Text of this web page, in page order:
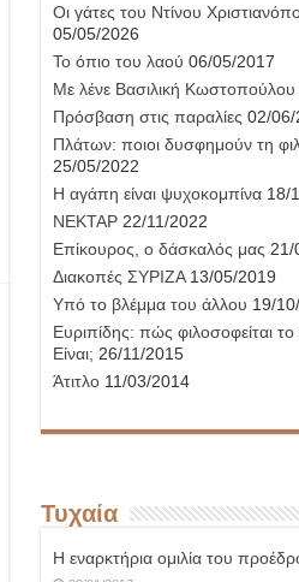
Οι γάτες του Ντίνου
05/05/2026
Το όπιο του λαού 06/05/2017
Με λένε Βασιλική Κωστοπούλου
Πρόσβαση στις παραλίες 02/06/
Πλάτων: ποιοι δυσφημούν τη
25/05/2022
Η αγάπη είναι ψυχοκομπίνα18/
ΝΕΚΤΑΡ22/11/2022
Επίκουρος, ο δάσκαλός μας 21/
Διακοπές ΣΥΡΙΖΑ13/05/2019
Υπό το βλέμμα του άλλου 19/
Ευριπίδης: πώς φιλοσοφείται το
Είναι; 26/11/2015
Άτιτλο11/03/2014
Τυχαία
Η εναρκτήρια ομιλία του